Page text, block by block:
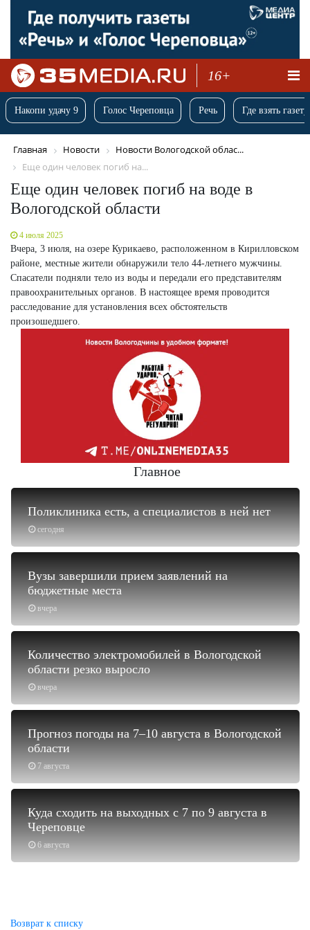
16+
Накопи удачу 9 Голос Череповца Речь Где взять
Главная Новости
Новости Вологодской облас...
Еще один человек погиб на...
Еще один человек погиб на воде в
Вологодской области
4 июля 2025
Вчера, 3 июля, на озере Курикаево, расположенном в Кирилловском
районе, местные жители обнаружили тело 44-летнего мужчины.
Спасатели подняли тело из воды и передали его представителям
правоохранительных органов. В настоящее время проводится
расследование для установления всех обстоятельств
произошедшего.
Главное
сегодня
Поликлиника есть, а специалистов в ней нет
вчера
Вузы завершили прием заявлений на
бюджетные места
вчера
Количество электромобилей в Вологодской
области резко выросло
7 августа
Прогноз погоды на 7–10 августа в Вологодской
области
6 августа
Куда сходить на выходных с 7 по 9 августа в
Череповце
Возврат к списку